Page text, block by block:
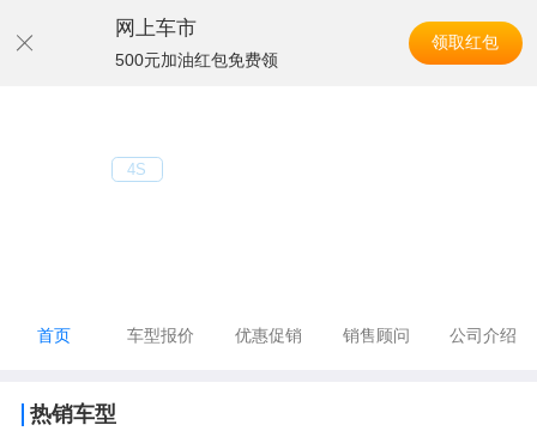
网上车市
500元加油红包免费领
领取红包
4S
首页 车型报价 优惠促销 销售顾问 公司介绍
热销车型